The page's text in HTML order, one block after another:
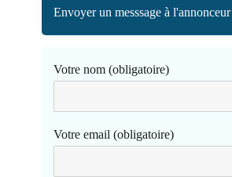
Envoyer un messsage à l'annonceur
Votre nom (obligatoire)
Votre email (obligatoire)